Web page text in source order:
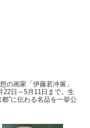
の画家「伊藤若冲展」
22日～5月11日まで。生
都”に伝わる名品を一挙公